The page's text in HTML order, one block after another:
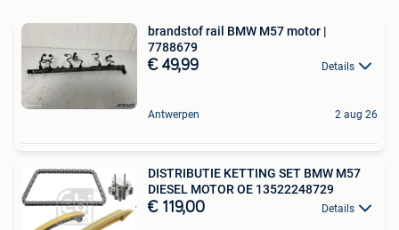
brandstof rail BMW M57 motor |
7788679
€ 49,99 Details
Antwerpen 2 aug 26
DISTRIBUTIE KETTING SET BMW M57
DIESEL MOTOR OE 13522248729
€ 119,00 Details